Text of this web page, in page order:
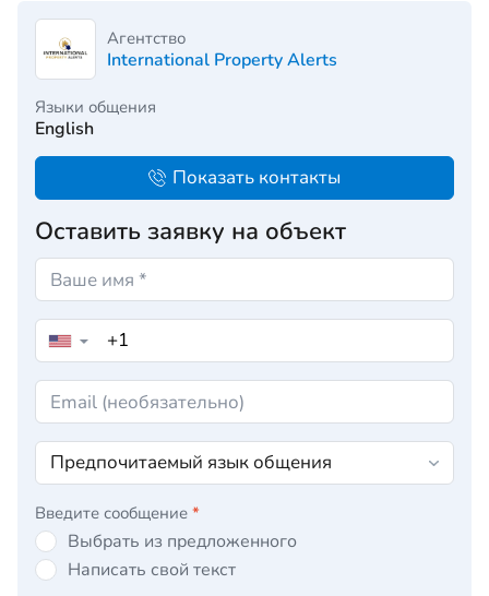
Агентство
International Property Alerts
Языки общения
English
Показать контакты
Оставить заявку на объект
▼
Введите сообщение *
Выбрать из предложенного
Написать свой текст